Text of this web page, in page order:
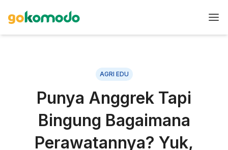
AGRI EDU
Punya Anggrek Tapi
Bingung Bagaimana
Perawatannya? Yuk,